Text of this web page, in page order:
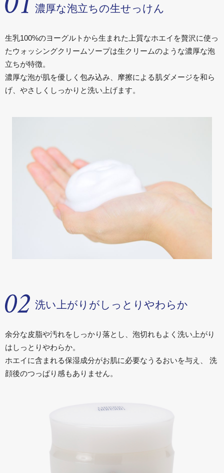
ショッピングガイド
のし・梱包
お問い合わせ
濃厚な泡立ちの生せっけん
生乳100%のヨーグルトから生まれた上質なホエイを贅沢に使っ
たウォッシングクリームソープは生クリームのような濃厚な泡
立ちが特徴。
濃厚な泡が肌を優しく包み込み、摩擦による肌ダメージを和ら
げ、やさしくしっかりと洗い上げます。
洗い上がりがしっとりやわらか
余分な皮脂や汚れをしっかり落とし、泡切れもよく洗い上がり
はしっとりやわらか。
ホエイに含まれる保湿成分がお肌に必要なうるおいを与え、 洗
顔後のつっぱり感もありません。